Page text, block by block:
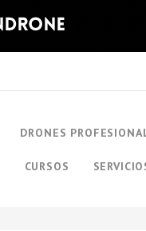
DRONES
CURSOS